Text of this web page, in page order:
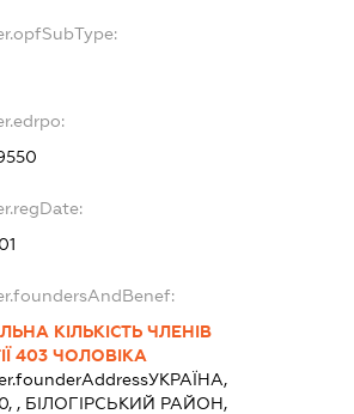
КІЛЬКІСТЬ ЧЛЕНІВ
403 ЧОЛОВІКА
УКРАЇНА,
, БІЛОГІРСЬКИЙ РАЙОН,